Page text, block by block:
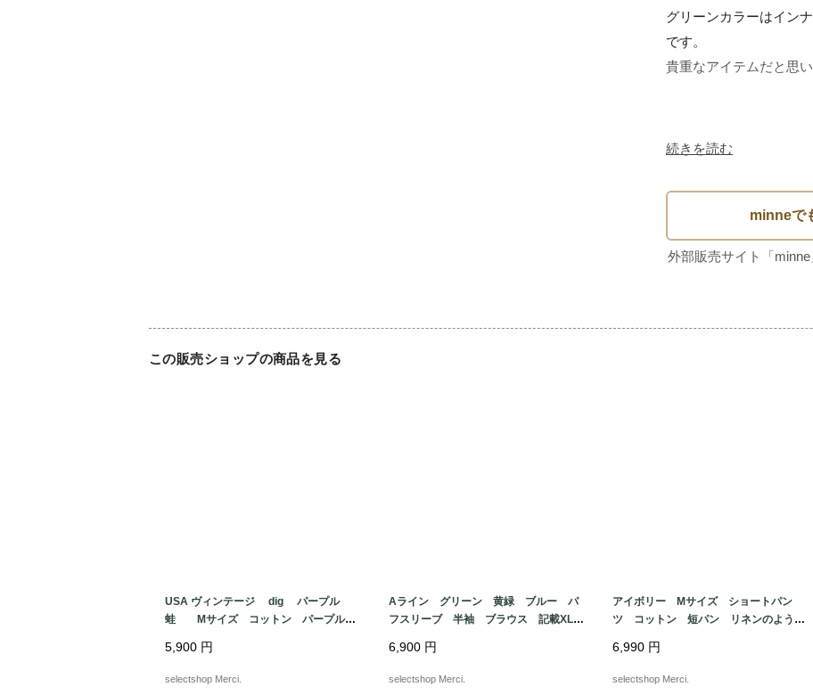
グリーンカラーはイン
です。
貴重なアイテムだと思
計測　約
後着丈77
肩幅46
袖丈61
続きを読む
この販売ショップの商品を見る
USA ヴィンテージ dig パープル
蛙 Mサイズ コットン パープル
ャツ USA
5,900 円
selectshop Merci.
Aライン グリーン 黄緑 ブルー パ
フスリーブ 半袖 ブラウス 記載XL
柄
6,900 円
selectshop Merci.
アイボリー Mサイズ ショートパン
ツ コットン 短パン リネンのような
e in TURKEY
6,990 円
selectshop Merci.